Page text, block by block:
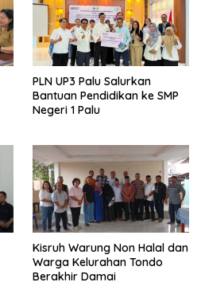
PLN UP3 Palu Salurkan
Bantuan Pendidikan ke SMP
Negeri 1 Palu
Kisruh Warung Non Halal dan
Warga Kelurahan Tondo
Berakhir Damai